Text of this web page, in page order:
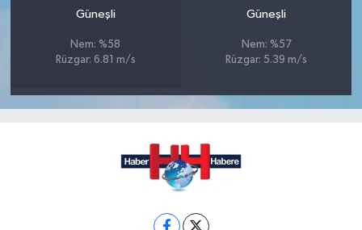
Güneşli
Nem: %58
Rüzgar: 6.81 m/s
Güneşli
Nem: %57
Rüzgar: 5.39 m/s